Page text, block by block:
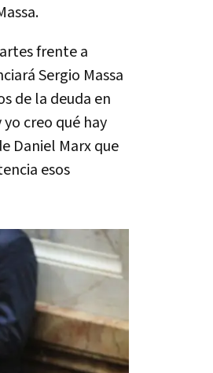
frente a
Sergio Massa
de la deuda en
creo qué hay
Daniel Marx que
esos